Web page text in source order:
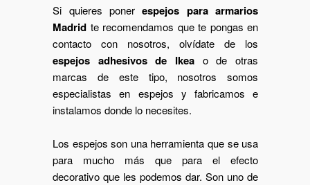
Si quieres ponerespejos para armarios
Madrid te recomendamos que te pongas en
contacto con nosotros, olvídate de los
espejos adhesivos de Ikea o de otras
marcas de este tipo, nosotros somos
especialistas en espejos y fabricamos e
instalamos donde lo necesites.
Los espejos son una herramienta que se usa
para mucho más que para el efecto
decorativo que les podemos dar. Son uno de